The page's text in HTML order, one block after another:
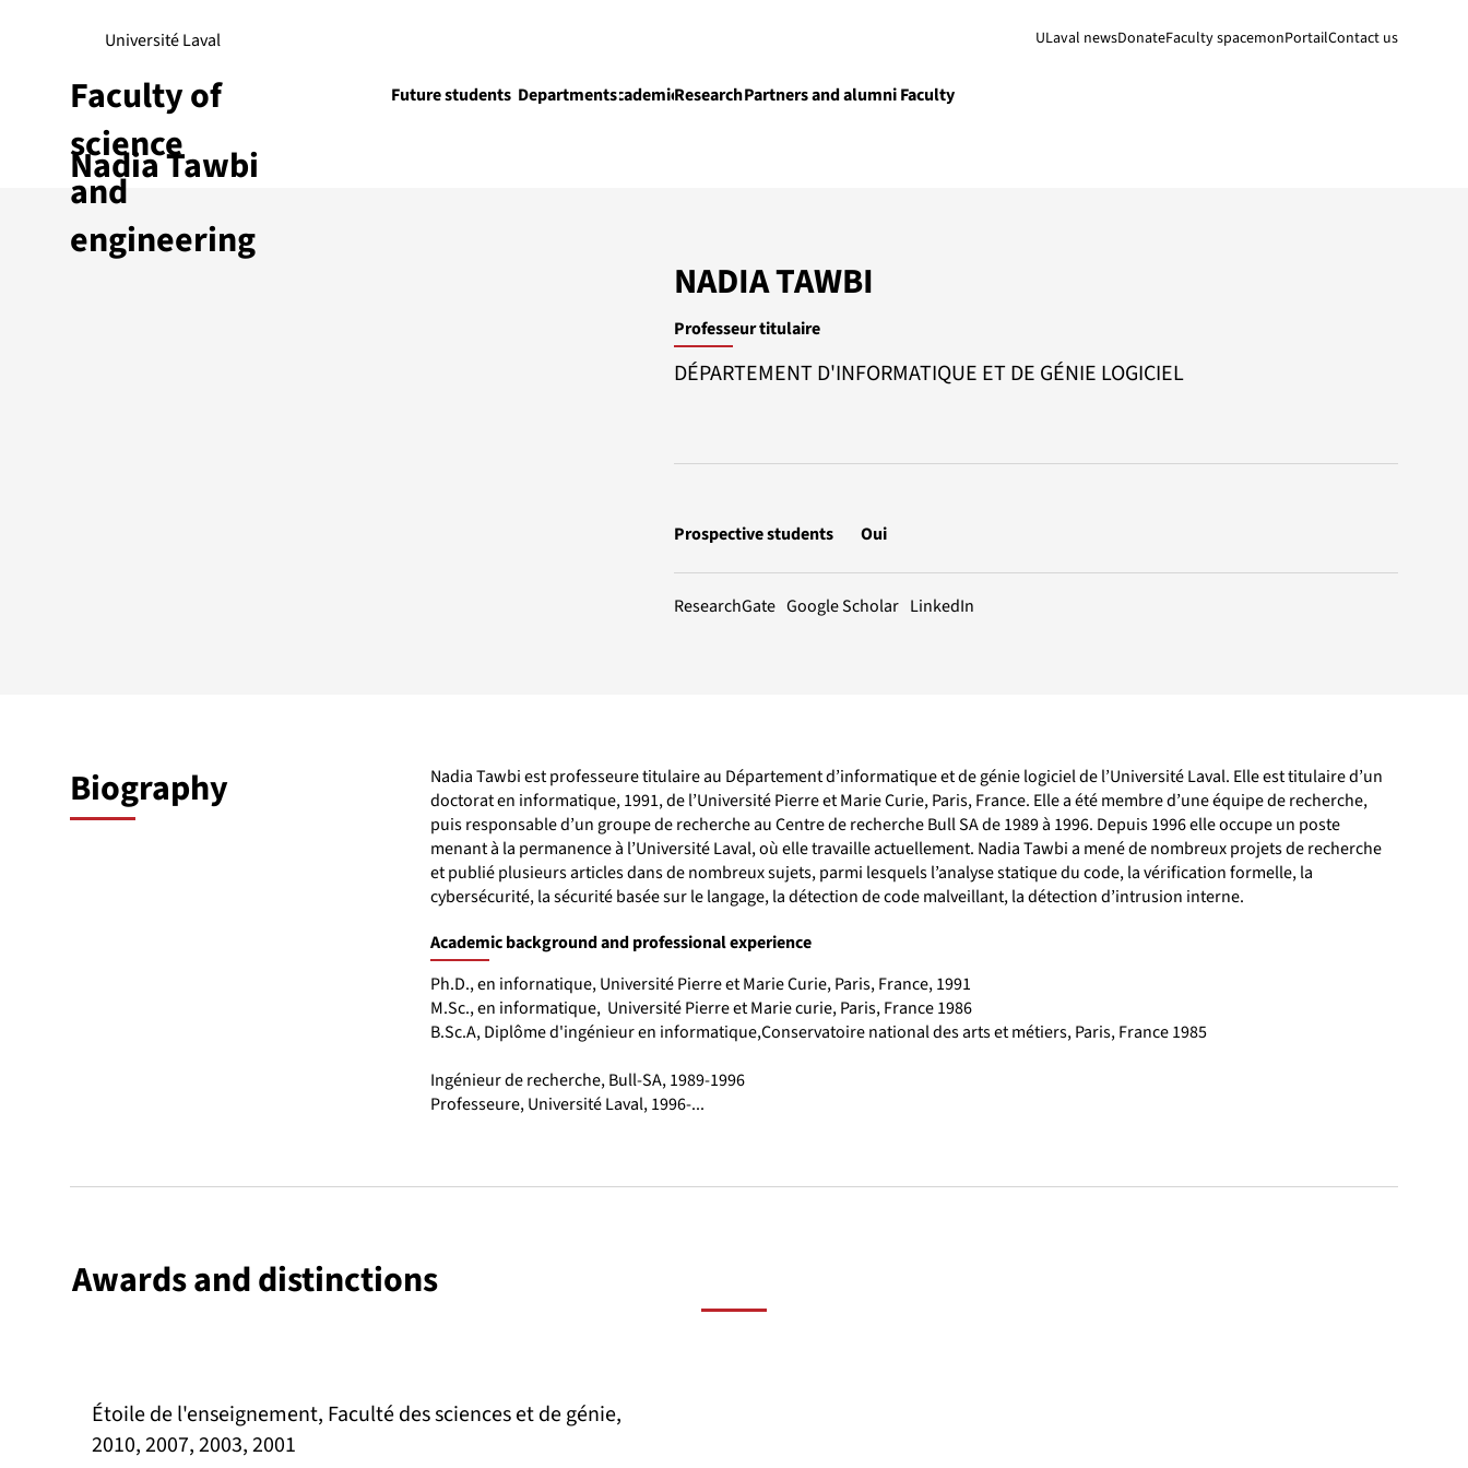
Nadia Tawbi
Université Laval ULaval newsDonateFaculty spacemonPortailContact us
Future students DepartmentsAcademicsResearchPartners and alumniFaculty
Faculty of
science
and
engineering
NADIA TAWBI
Professeur titulaire
DÉPARTEMENT D'INFORMATIQUE ET DE GÉNIE LOGICIEL
Prospective students Oui
ResearchGate Google Scholar LinkedIn
Biography
Nadia Tawbi est professeure titulaire au Département d’informatique et de génie logiciel de l’Université Laval. Elle est titulaire d’un
doctorat en informatique, 1991, de l’Université Pierre et Marie Curie, Paris, France. Elle a été membre d’une équipe de recherche,
puis responsable d’un groupe de recherche au Centre de recherche Bull SA de 1989 à 1996. Depuis 1996 elle occupe un poste
menant à la permanence à l’Université Laval, où elle travaille actuellement. Nadia Tawbi a mené de nombreux projets de recherche
et publié plusieurs articles dans de nombreux sujets, parmi lesquels l’analyse statique du code, la vérification formelle, la
cybersécurité, la sécurité basée sur le langage, la détection de code malveillant, la détection d’intrusion interne.
Academic background and professional experience
Ph.D., en infornatique, Université Pierre et Marie Curie, Paris, France, 1991
M.Sc., en informatique, Université Pierre et Marie curie, Paris, France 1986
B.Sc.A, Diplôme d'ingénieur en informatique,Conservatoire national des arts et métiers, Paris, France 1985
Ingénieur de recherche, Bull-SA, 1989-1996
Professeure, Université Laval, 1996-...
Awards and distinctions
Étoile de l'enseignement, Faculté des sciences et de génie,
2010, 2007, 2003, 2001